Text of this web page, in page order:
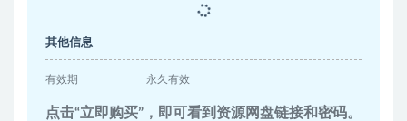
其他信息
有效期 永久有效
点击“立即购买”，即可看到资源网盘链接和密码。